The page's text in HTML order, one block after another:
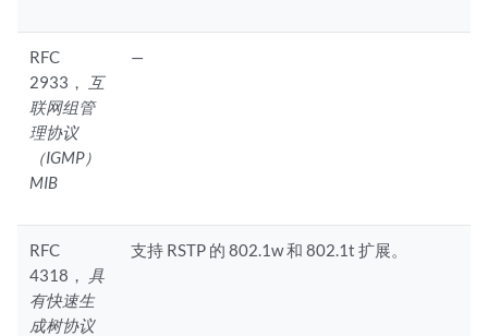
RFC
2933，
互
联网组管
理协议
（IGMP）
MIB
—
RFC
4318， 具
有快速生
成树协议
支持 RSTP 的 802.1w 和 802.1t 扩展。